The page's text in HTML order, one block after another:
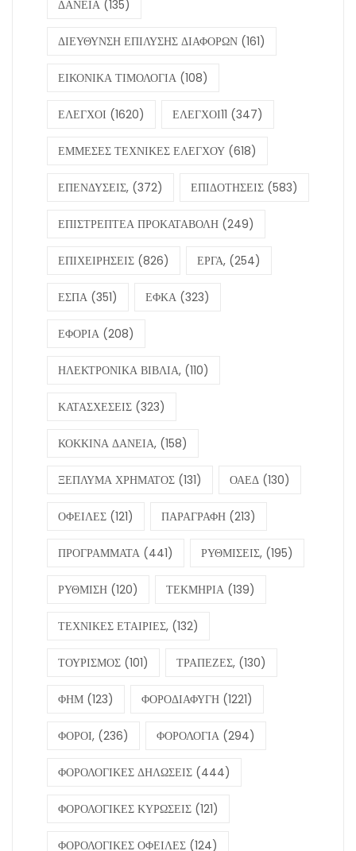
ΔΑΝΕΙΑ (135)
ΔΙΕΥΘΥΝΣΗ ΕΠΙΛΥΣΗΣ ΔΙΑΦΟΡΩΝ (161)
ΕΙΚΟΝΙΚΑ ΤΙΜΟΛΟΓΙΑ (108)
ΕΛΕΓΧΟΙ (1620) ΕΛΕΓΧΟΙ11 (347)
ΕΜΜΕΣΕΣ ΤΕΧΝΙΚΕΣ ΕΛΕΓΧΟΥ (618)
ΕΠΕΝΔΥΣΕΙΣ, (372) ΕΠΙΔΟΤΗΣΕΙΣ (583)
ΕΠΙΣΤΡΕΠΤΕΑ ΠΡΟΚΑΤΑΒΟΛΗ (249)
ΕΠΙΧΕΙΡΗΣΕΙΣ (826) ΕΡΓΑ, (254)
ΕΣΠΑ (351) ΕΦΚΑ (323)
ΕΦΟΡΙΑ (208)
ΗΛΕΚΤΡΟΝΙΚΑ ΒΙΒΛΙΑ, (110)
ΚΑΤΑΣΧΕΣΕΙΣ (323)
ΚΟΚΚΙΝΑ ΔΑΝΕΙΑ, (158)
ΞΕΠΛΥΜΑ ΧΡΗΜΑΤΟΣ (131) ΟΑΕΔ (130)
ΟΦΕΙΛΕΣ (121) ΠΑΡΑΓΡΑΦΗ (213)
ΠΡΟΓΡΑΜΜΑΤΑ (441) ΡΥΘΜΙΣΕΙΣ, (195)
ΡΥΘΜΙΣΗ (120) ΤΕΚΜΗΡΙΑ (139)
ΤΕΧΝΙΚΕΣ ΕΤΑΙΡΙΕΣ, (132)
ΤΟΥΡΙΣΜΟΣ (101) ΤΡΑΠΕΖΕΣ, (130)
ΦΗΜ (123) ΦΟΡΟΔΙΑΦΥΓΗ (1221)
ΦΟΡΟΙ, (236) ΦΟΡΟΛΟΓΙΑ (294)
ΦΟΡΟΛΟΓΙΚΕΣ ΔΗΛΩΣΕΙΣ (444)
ΦΟΡΟΛΟΓΙΚΕΣ ΚΥΡΩΣΕΙΣ (121)
ΦΟΡΟΛΟΓΙΚΕΣ ΟΦΕΙΛΕΣ (124)